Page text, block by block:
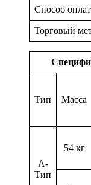
Способ
Торговый
Тип Масса
A-
Тип
54 кг